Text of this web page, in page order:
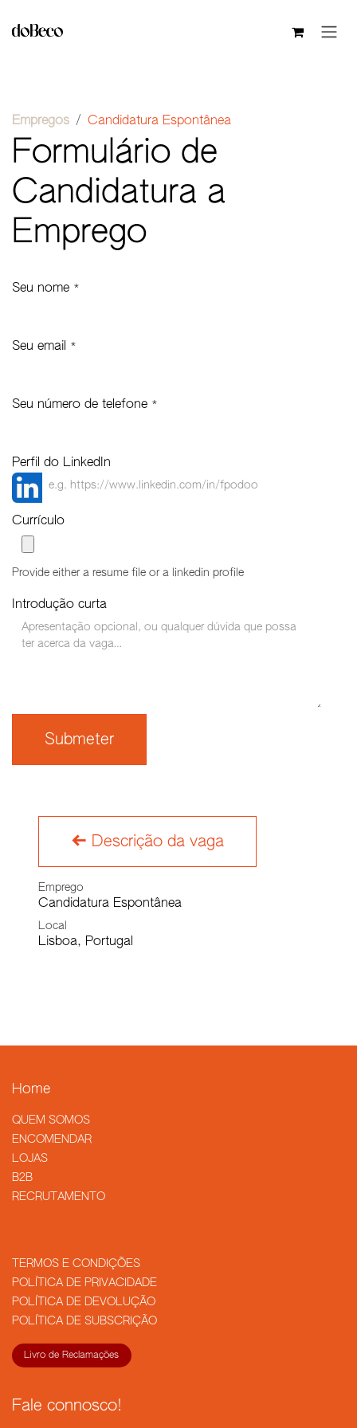
Empregos Candidatura Espontânea
Formulário de
Candidatura a
Emprego
Seu nome *
Seu email *
Seu número de telefone *
Perfil do LinkedIn
Currículo
Provide either a resume file or a linkedin profile
Introdução curta
Submeter
Descrição da vaga
Emprego
Candidatura Espontânea
Local
Lisboa, Portugal
Home
QUEM SOMOS
​ENCOMENDAR
LOJAS
B2B
RECRUTAMENTO
TERMOS E CONDIÇÕES
POLÍTICA DE PRIVACIDADE
POLÍTICA DE DEVOLUÇÃO
POLÍTICA DE SUBSCRIÇÃO
Livro de Reclamações
Fale connosco!